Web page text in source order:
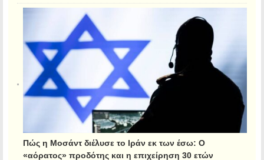
Πώς η Μοσάντ διέλυσε το Ιράν εκ των έσω: Ο
«αόρατος» προδότης και η επιχείρηση 30 ετών